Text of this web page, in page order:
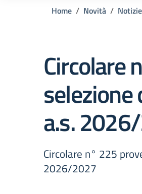
Home Novità Notizie
Circolare
a.s.
Circolare n° 225
2026/2027